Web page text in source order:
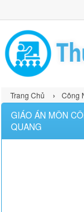
Trang Chủ › Công
GIÁO ÁN MÔN
QUANG